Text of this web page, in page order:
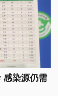
感染源仍需